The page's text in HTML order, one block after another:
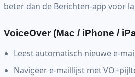
beter dan de Berichten-app voor
VoiceOver (Mac / iPhone /
Leest automatisch nieuwe e-
Navigeer e-maillijst met